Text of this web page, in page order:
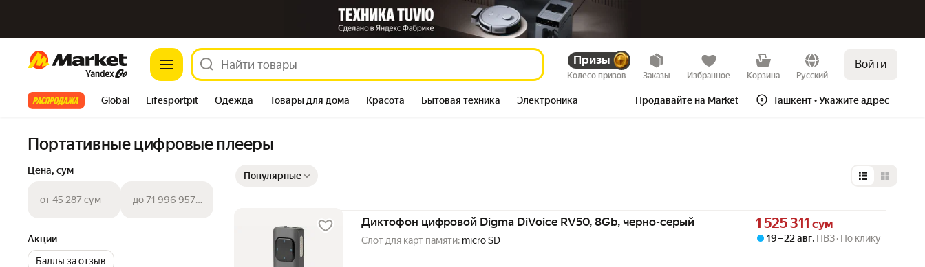
Market Призы
Колесо призов Заказы Избранное Корзина Русский
Войти
Все хиты Global Lifesportpit Одежда Товары для дома Красота Бытовая техника Электроника Продавайте на Market Ташкент• Укажите адрес
Портативные цифровые плееры
Цена, сум
от 45 287 сум до 71 996 957 сум
Акции
Баллы за отзыв
Популярные Выбор типа
Диктофон цифровой Digma DiVoice RV50, 8Gb, черно-серый
Слот для карт памяти: micro SD
Цена 1525311 сум вместо
1 525 311 сум
19 – 22 авг, ПВЗ По клику